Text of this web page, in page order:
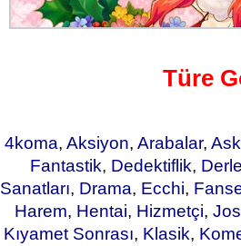
Türe
4koma, Aksiyon, Arabalar,
Fantastik, Dedektiflik,
Sanatları, Drama, Ecchi,
Harem, Hentai, Hizmetçi,
Kıyamet Sonrası, Klasik,